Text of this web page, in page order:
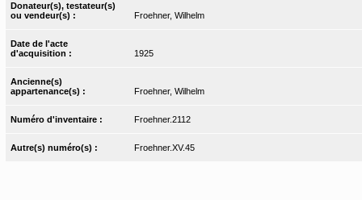
Donateur(s), testateur(s)
ou vendeur(s) :
Froehner, Wilhelm
Date de l'acte
d'acquisition :
1925
Ancienne(s)
appartenance(s) :
Froehner, Wilhelm
Numéro d'inventaire : Froehner.2112
Autre(s) numéro(s) : Froehner.XV.45